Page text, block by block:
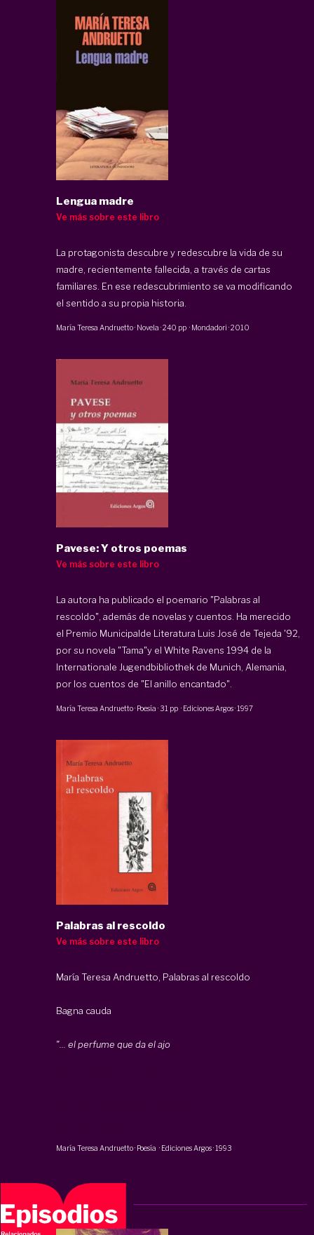
Lengua madre
Ve más sobre este libro
La protagonista descubre y redescubre la vida de su
madre, recientemente fallecida, a través de cartas
familiares. En ese redescubrimiento se va modificando
el sentido a su propia historia.
María Teresa Andruetto· Novela ·240 pp · Mondadori ·2010
Pavese: Y otros poemas
Ve más sobre este libro
La autora ha publicado el poemario "Palabras al
rescoldo", además de novelas y cuentos. Ha merecido
el Premio Municipalde Literatura Luis José de Tejeda '92,
por su novela "Tama"y el White Ravens 1994 de la
Internationale Jugendbibliothek de Munich, Alemania,
por los cuentos de "El anillo encantado".
María Teresa Andruetto· Poesía ·31 pp · Ediciones Argos·1997
Palabras al rescoldo
Ve más sobre este libro
María Teresa Andruetto, Palabras al rescoldo
Bagna cauda
"... el perfume que da el ajo
María Teresa Andruetto· Poesía · Ediciones Argos·1993